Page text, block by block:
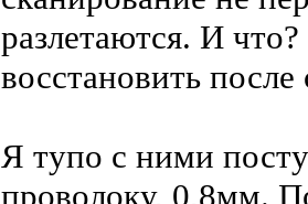
разлетаются. И
восстановить
Я тупо с ними
проволоку, 0,8мм.